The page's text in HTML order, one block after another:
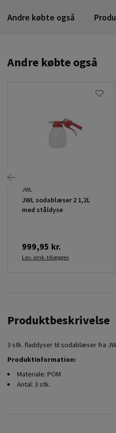
Andre købte også
Andre købte også
JWL
JWL sodablæser 2 1,2L
med ståldyse
999,95 kr.
Lev. omk. tillægges
Produktbeskrivelse
3 stk. fladdyser til sodablæser fra
Produktinformation:
Materiale: POM
Antal: 3 stk.